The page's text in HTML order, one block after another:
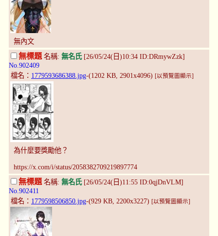
無內文
無標題 名稱: 無名氏[26/05/24(日)10:34 ID:DRmywZzk]
No.902409
檔名： 1779593686388.jpg-(1202 KB, 2901x4096) [以預覽圖顯示]
為什麼要獎勵他？
https://x.com/i/status/2058382709219897774
無標題 名稱: 無名氏[26/05/24(日)11:55 ID:0qjDnVLM]
No.902411
檔名： 1779598506850.jpg-(929 KB, 2200x3227) [以預覽圖顯示]